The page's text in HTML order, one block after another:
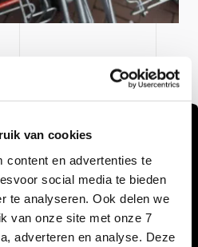
van cookies
content en advertenties te
social media te bieden
te analyseren. Ook delen we
van onze site met onze 7
adverteren en analyse. Deze
consultant bij Jumbo,
op het gebied